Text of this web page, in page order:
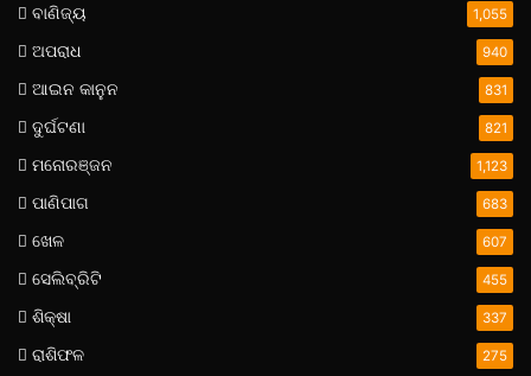
ବାଣିଜ୍ୟ 1,055
ଅପରାଧ 940
ଆଇନ କାନୁନ 831
ଦୁର୍ଘଟଣା 821
ମନୋରଞ୍ଜନ 1,123
ପାଣିପାଗ 683
ଖେଳ 607
ସେଲିବ୍ରିଟି 455
ଶିକ୍ଷା 337
ରାଶିଫଳ 275